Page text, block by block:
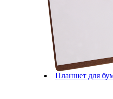
Планшет для